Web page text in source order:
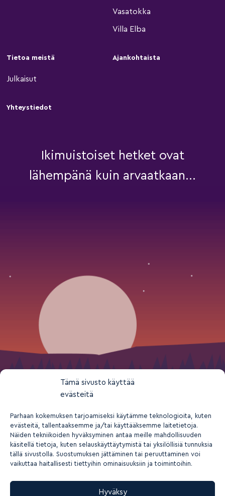
Tämä sivusto käyttää
evästeitä
Parhaan kokemuksen tarjoamiseksi käytämme teknologioita, kuten
evästeitä, tallentaaksemme ja/tai käyttääksemme laitetietoja.
Näiden tekniikoiden hyväksyminen antaa meille mahdollisuuden
käsitellä tietoja, kuten selauskäyttäytymistä tai yksilöllisiä tunnuksia
tällä sivustolla. Suostumuksen jättäminen tai peruuttaminen voi
vaikuttaa haitallisesti tiettyihin ominaisuuksiin ja toimintoihin.
Hyväksy
Vasatokka
Villa Elba
Tietoa meistä
Julkaisut
Ajankohtaista
Yhteystiedot
Ikimuistoiset hetket ovat
lähempänä kuin arvaatkaan...